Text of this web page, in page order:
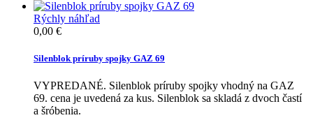
Rýchly náhľad
0,00 €
Silenblok príruby spojky GAZ 69
VYPREDANÉ. Silenblok príruby spojky vhodný na GAZ
69. cena je uvedená za kus. Silenblok sa skladá z dvoch častí
a šróbenia.